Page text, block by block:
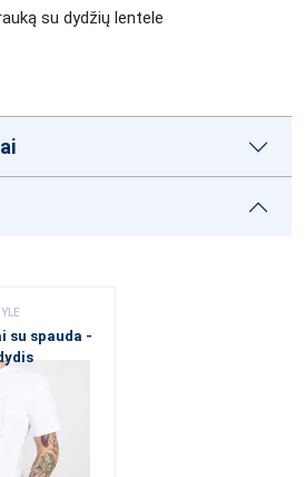
su dydžių lentele
su spauda -